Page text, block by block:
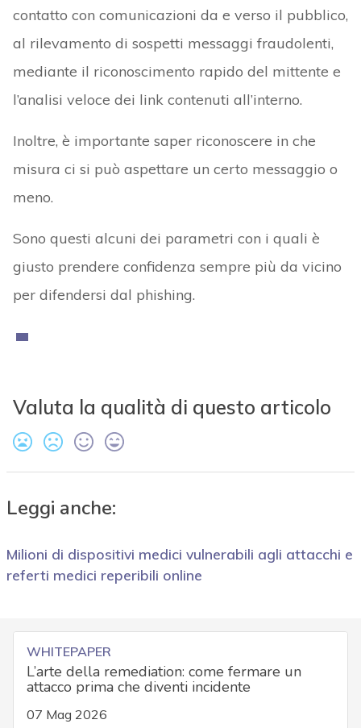
contatto con comunicazioni da e verso il pubblico,
al rilevamento di sospetti messaggi fraudolenti,
mediante il riconoscimento rapido del mittente e
l’analisi veloce dei link contenuti all’interno.
Inoltre, è importante saper riconoscere in che
misura ci si può aspettare un certo messaggio o
meno.
Sono questi alcuni dei parametri con i quali è
giusto prendere confidenza sempre più da vicino
per difendersi dal phishing.
Valuta la qualità di questo articolo
Leggi anche:
Milioni di dispositivi medici vulnerabili agli attacchi e
referti medici reperibili online
WHITEPAPER
L’arte della remediation: come fermare un
attacco prima che diventi incidente
07 Mag 2026